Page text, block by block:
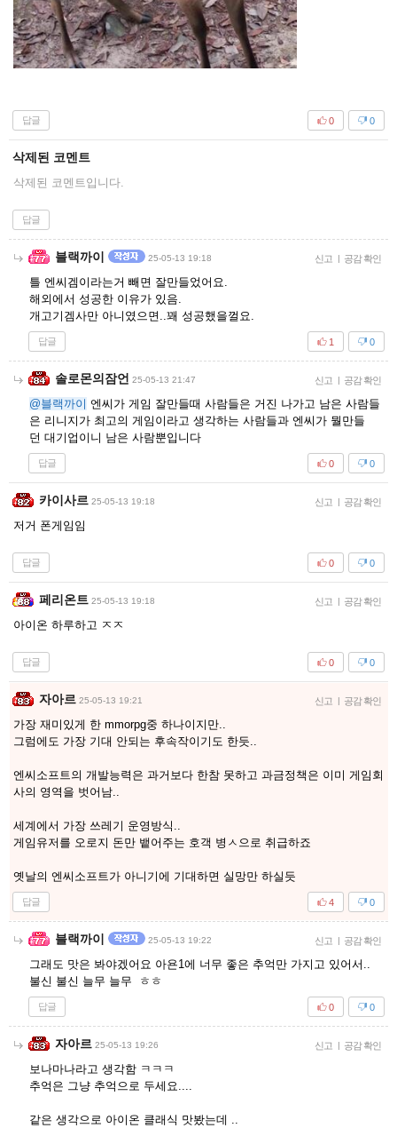
답글 0
0
삭제된 코멘트
삭제된 코멘트입니다.
답글
블랙까이 25-05-13 19:18 신고 | 공감 확인
틀 엔씨겜이라는거 빼면 잘만들었어요.
해외에서 성공한 이유가 있음.
개고기겜사만 아니였으면..꽤 성공했을껄요.
답글 0
1
솔로몬의잠언 25-05-13 21:47 신고 | 공감 확인
@블랙까이 엔씨가 게임 잘만들때 사람들은 거진 나가고 남은 사람들
은 리니지가 최고의 게임이라고 생각하는 사람들과 엔씨가 뭘만들
던 대기업이니 남은 사람뿐입니다
답글 0
0
카이사르 25-05-13 19:18 신고 | 공감 확인
저거 폰게임임
답글 0
0
페리온트 25-05-13 19:18 신고 | 공감 확인
아이온 하루하고 ㅈㅈ
답글 0
0
자아르 25-05-13 19:21 신고 | 공감 확인
가장 재미있게 한 mmorpg중 하나이지만..
그럼에도 가장 기대 안되는 후속작이기도 한듯..
엔씨소프트의 개발능력은 과거보다 한참 못하고 과금정책은 이미 게임회
사의 영역을 벗어남..
세계에서 가장 쓰레기 운영방식..
게임유저를 오로지 돈만 뱉어주는 호객 병ㅅ으로 취급하죠
옛날의 엔씨소프트가 아니기에 기대하면 실망만 하실듯
답글 0
4
블랙까이 25-05-13 19:22 신고 | 공감 확인
그래도 맛은 봐야겠어요 아욘1에 너무 좋은 추억만 가지고 있어서..
불신 불신 늘무 늘무 ㅎㅎ
답글 0
0
자아르 25-05-13 19:26 신고 | 공감 확인
보나마나라고 생각함 ㅋㅋㅋ
추억은 그냥 추억으로 두세요....
같은 생각으로 아이온 클래식 맛봤는데 ..